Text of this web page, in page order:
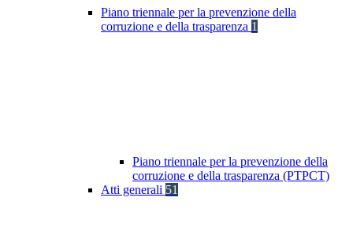
Piano triennale per la prevenzione della
corruzione e della trasparenza 1
Piano triennale per la prevenzione della
corruzione e della trasparenza (PTPCT)
Atti generali 51